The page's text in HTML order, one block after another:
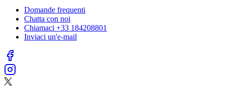
Domande frequenti
Chatta con noi
Chiamaci +33 184208801
Inviaci un'e-mail